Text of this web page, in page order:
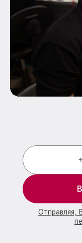
Отправляя,